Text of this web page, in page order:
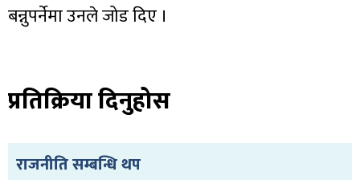
बन्नुपर्नेमा उनले जोड दिए ।
प्रतिक्रिया दिनुहोस
राजनीति सम्बन्धि थप